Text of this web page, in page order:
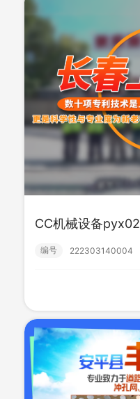
瀚菲特液压
编号 222601140000
CC机械设备pyx02
编号 222303140004